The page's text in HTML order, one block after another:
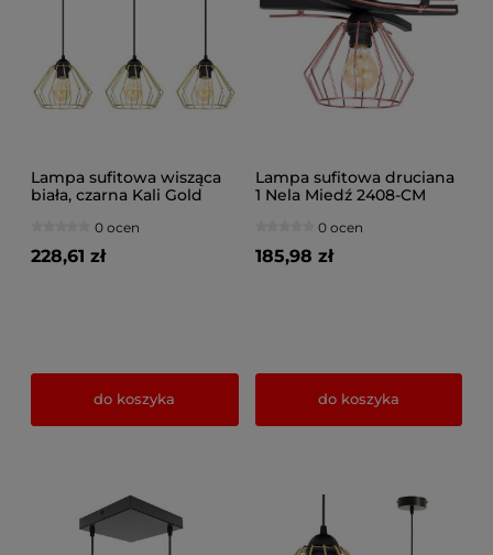
Lampa sufitowa wisząca
biała, czarna Kali Gold
abażurami0 ocen
228,61 zł
do koszyka
Lampa sufitowa druciana
1 Nela Miedź 2408-CM
0 ocen
185,98 zł
do koszyka